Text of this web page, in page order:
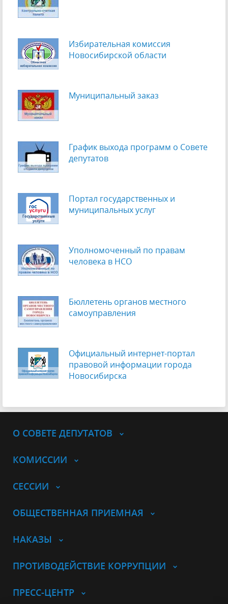
Избирательная комиссия
Новосибирской области
Муниципальный заказ
График выхода программ о Cовете
депутатов
Портал государственных и
муниципальных услуг
Уполномоченный по правам
человека в НСО
Бюллетень органов местного
самоуправления
Официальный интернет-портал
правовой информации города
Новосибирска
О СОВЕТЕ ДЕПУТАТОВ
КОМИССИИ
СЕССИИ
ОБЩЕСТВЕННАЯ ПРИЕМНАЯ
НАКАЗЫ
ПРОТИВОДЕЙСТВИЕ КОРРУПЦИИ
ПРЕСС-ЦЕНТР